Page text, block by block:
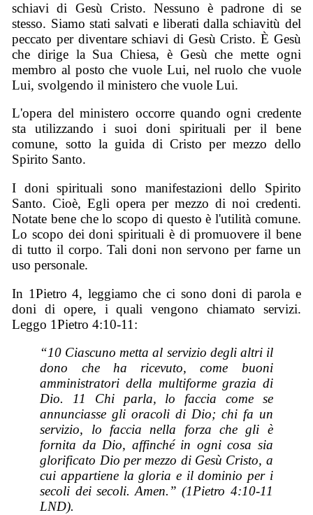
schiavi di Gesù Cristo. Nessuno è padrone di se
stesso. Siamo stati salvati e liberati dalla schiavitù del
peccato per diventare schiavi di Gesù Cristo. È Gesù
che dirige la Sua Chiesa, è Gesù che mette ogni
membro al posto che vuole Lui, nel ruolo che vuole
Lui, svolgendo il ministero che vuole Lui.
L'opera del ministero occorre quando ogni credente
sta utilizzando i suoi doni spirituali per il bene
comune, sotto la guida di Cristo per mezzo dello
Spirito Santo.
I doni spirituali sono manifestazioni dello Spirito
Santo. Cioè, Egli opera per mezzo di noi credenti.
Notate bene che lo scopo di questo è l'utilità comune.
Lo scopo dei doni spirituali è di promuovere il bene
di tutto il corpo. Tali doni non servono per farne un
uso personale.
In 1Pietro 4, leggiamo che ci sono doni di parola e
doni di opere, i quali vengono chiamato servizi.
Leggo 1Pietro 4:10-11:
“10 Ciascuno metta al servizio degli altri il
dono che ha ricevuto, come buoni
amministratori della multiforme grazia di
Dio. 11 Chi parla, lo faccia come se
annunciasse gli oracoli di Dio; chi fa un
servizio, lo faccia nella forza che gli è
fornita da Dio, affinché in ogni cosa sia
glorificato Dio per mezzo di Gesù Cristo, a
cui appartiene la gloria e il dominio per i
secoli dei secoli. Amen.” (1Pietro 4:10-11
LND).